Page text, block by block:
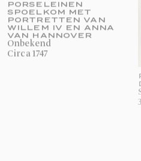
PORTRETTEN VAN
WILLEM IV EN ANNA
VAN HANNOVER
onbekend
circa 1747